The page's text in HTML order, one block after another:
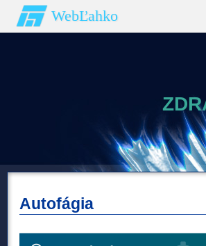
WebĽahko
Autofágia